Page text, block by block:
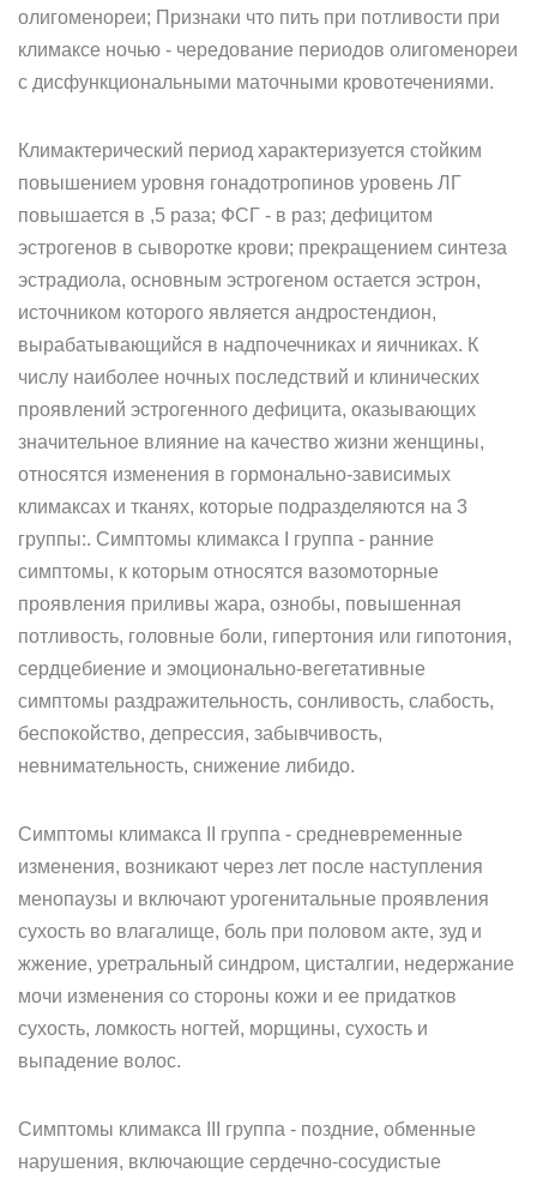
олигоменореи; Признаки что пить при потливости при
климаксе ночью - чередование периодов олигоменореи
с дисфункциональными маточными кровотечениями.
Климактерический период характеризуется стойким
повышением уровня гонадотропинов уровень ЛГ
повышается в ,5 раза; ФСГ - в раз; дефицитом
эстрогенов в сыворотке крови; прекращением синтеза
эстрадиола, основным эстрогеном остается эстрон,
источником которого является андростендион,
вырабатывающийся в надпочечниках и яичниках. К
числу наиболее ночных последствий и клинических
проявлений эстрогенного дефицита, оказывающих
значительное влияние на качество жизни женщины,
относятся изменения в гормонально-зависимых
климаксах и тканях, которые подразделяются на 3
группы:. Симптомы климакса I группа - ранние
симптомы, к которым относятся вазомоторные
проявления приливы жара, ознобы, повышенная
потливость, головные боли, гипертония или гипотония,
сердцебиение и эмоционально-вегетативные
симптомы раздражительность, сонливость, слабость,
беспокойство, депрессия, забывчивость,
невнимательность, снижение либидо.
Симптомы климакса II группа - средневременные
изменения, возникают через лет после наступления
менопаузы и включают урогенитальные проявления
сухость во влагалище, боль при половом акте, зуд и
жжение, уретральный синдром, цисталгии, недержание
мочи изменения со стороны кожи и ее придатков
сухость, ломкость ногтей, морщины, сухость и
выпадение волос.
Симптомы климакса III группа - поздние, обменные
нарушения, включающие сердечно-сосудистые